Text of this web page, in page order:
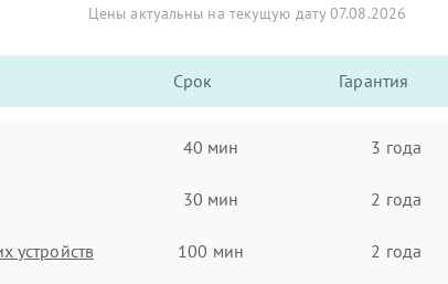
Цены актуальны на текущую дату 07.08.2026
Срок Гарантия
40 мин 3 года
30 мин 2 года
устройств 100 мин 2 года